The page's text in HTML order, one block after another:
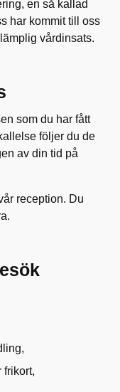
en så kallad
har kommit till oss
vårdinsats.
som du har fått
följer du de
av din tid på
reception. Du
frikort,